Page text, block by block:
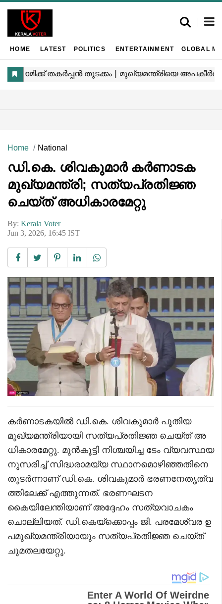
HOME LATEST POLITICS ENTERTAINMENT GLOBAL
Home National
ഡി.കെ. ശിവകുമാർ കർണാടക
മുഖ്യമന്ത്രി; സത്യപ്രതിജ്ഞ
ചെയ്ത് അധികാരമേറ്റു
By: Kerala Voter
Jun 3, 2026, 16:45 IST
കർണാടകയിൽ ഡി.കെ. ശിവകുമാർ പുതിയ
മുഖ്യമന്ത്രിയായി സത്യപ്രതിജ്ഞ ചെയ്ത് അ
ധികാരമേറ്റു. മുൻകൂട്ടി നിശ്ചയിച്ച ടേം വ്യവസ്ഥയ
നുസരിച്ച് സിദ്ധരാമയ്യ സ്ഥാനമൊഴിഞ്ഞതിനെ
തുടർന്നാണ് ഡി.കെ. ശിവകുമാർ ഭരണനേതൃത്വ
ത്തിലേക്ക് എത്തുന്നത്. ഭരണഘടന
കൈയിലേന്തിയാണ് അദ്ദേഹം സത്യവാചകം
ചൊല്ലിയത്. ഡി.കെയ്ക്കൊപ്പം ജി. പരമേശ്വര ഉ
പമുഖ്യമന്ത്രിയായും സത്യപ്രതിജ്ഞ ചെയ്ത്
ചുമതലയേറ്റു.